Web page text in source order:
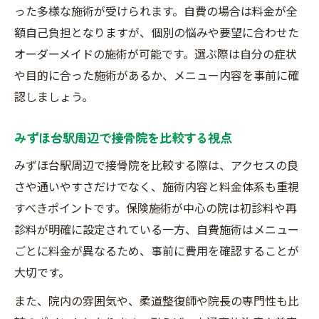
った多様な施術が受けられます。自費の場合は料金が全
額自己負担となりますが、個別の悩みや要望に合わせた
オーダーメイドの施術が可能です。選ぶ際は自分の症状
や目的に合った施術があるか、メニュー内容を事前に確
認しましょう。
みずほ台駅周辺で接骨院を比較する視点
みずほ台駅周辺で接骨院を比較する際は、アクセスの良
さや通いやすさだけでなく、施術内容と料金体系も重視
すべきポイントです。保険施術が中心の院は初診料や再
診料が明確に設定されている一方、自費施術はメニュー
ごとに料金が異なるため、事前に費用を確認することが
大切です。
また、院内の雰囲気や、柔道整復師や院長の専門性も比